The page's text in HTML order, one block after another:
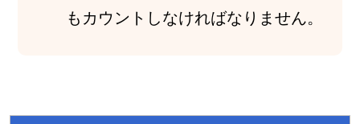
もカウントしなければなりません。